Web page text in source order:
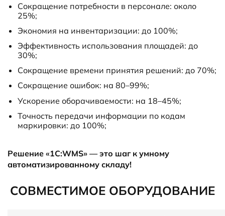
Сокращение потребности в персонале: около
25%;
Экономия на инвентаризации: до 100%;
Эффективность использования площадей: до
30%;
Сокращение времени принятия решений: до 70%;
Сокращение ошибок: на 80–99%;
Ускорение оборачиваемости: на 18–45%;
Точность передачи информации по кодам
маркировки: до 100%;
Решение «1С:WMS» — это шаг к умному
автоматизированному складу!
СОВМЕСТИМОЕ ОБОРУДОВАНИЕ